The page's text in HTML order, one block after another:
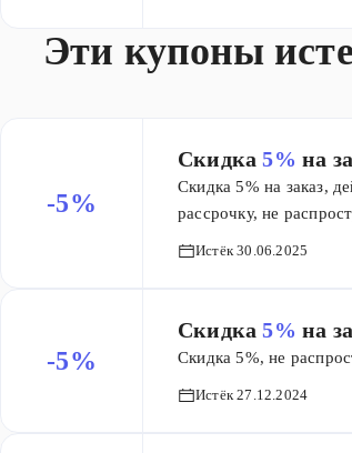
время доставки
Эти купоны
-5%
Скидка 5% на
Скидка 5% на заказ,
рассрочку, не
Истёк 30.06.2025
-5%
Скидка 5% на
Скидка 5%, не
Истёк 27.12.2024